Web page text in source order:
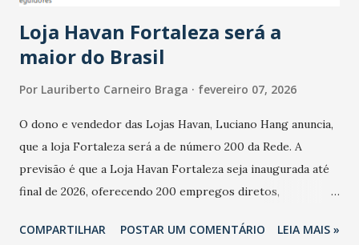
cresceu. De acordo com a pesquisa, 44% dos n...
Loja Havan Fortaleza será a
maior do Brasil
Por Lauriberto Carneiro Braga fevereiro 07, 2026
O dono e vendedor das Lojas Havan, Luciano Hang anuncia,
que a loja Fortaleza será a de número 200 da Rede. A
previsão é que a Loja Havan Fortaleza seja inaugurada até
final de 2026, oferecendo 200 empregos diretos,
Havan Fortaleza ainda não foi anunciada oficialmente, mas
COMPARTILHAR POSTAR UM COMENTÁRIO LEIA MAIS »